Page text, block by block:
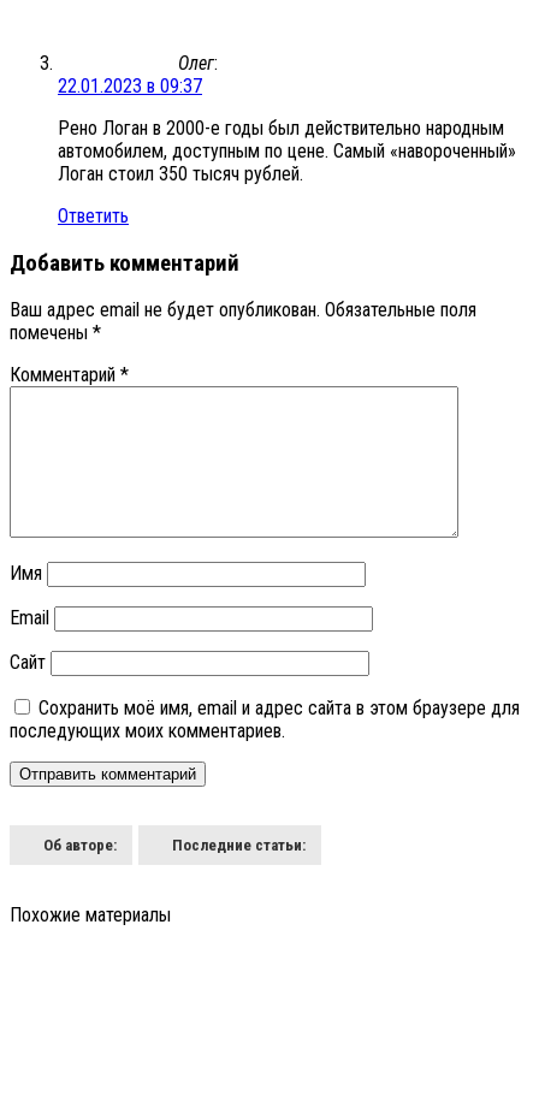
Олег:
22.01.2023 в 09:37
Рено Логан в 2000-е годы был действительно народным
автомобилем, доступным по цене. Самый «навороченный»
Логан стоил 350 тысяч рублей.
Ответить
Добавить комментарий
Ваш адрес email не будет опубликован. Обязательные поля
помечены *
Комментарий *
Имя
Email
Сайт
Сохранить моё имя, email и адрес сайта в этом браузере для
последующих моих комментариев.
Об авторе: Последние статьи:
Похожие материалы